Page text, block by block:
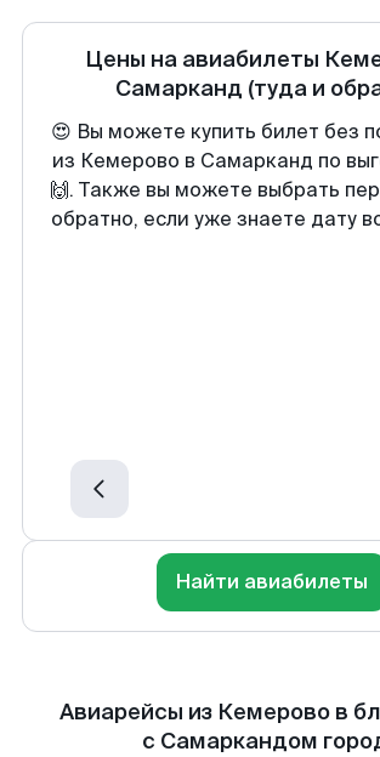
Цены на авиабилеты
Самарканд (туда и
😍 Вы можете купить билет без
из Кемерово в Самарканд по
🙌. Также вы можете выбрать
обратно, если уже знаете дату
Найти авиабилеты
Авиарейсы из Кемерово в
с Самаркандом